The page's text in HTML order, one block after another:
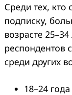
Среди тех, кто
подписку,
возрасте
респондентов
среди других
18–24